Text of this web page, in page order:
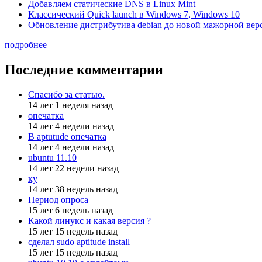
Добавляем статические DNS в Linux Mint
Классический Quick launch в Windows 7, Windows 10
Обновление дистрибутива debian до новой мажорной
подробнее
Последние комментарии
Спасибо за статью.
14 лет 1 неделя назад
опечатка
14 лет 4 недели назад
В aptutude опечатка
14 лет 4 недели назад
ubuntu 11.10
14 лет 22 недели назад
ку
14 лет 38 недель назад
Период опроса
15 лет 6 недель назад
Какой линукс и какая версия ?
15 лет 15 недель назад
сделал sudo aptitude install
15 лет 15 недель назад